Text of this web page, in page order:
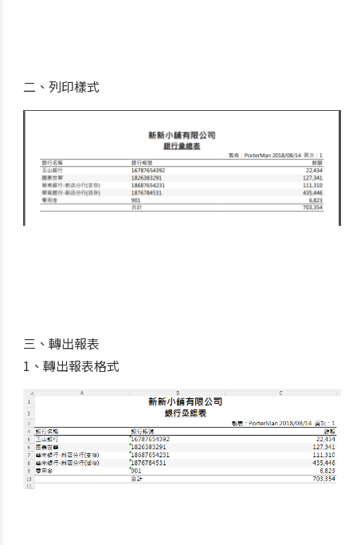
二、列印樣式
三、轉出報表
1、轉出報表格式